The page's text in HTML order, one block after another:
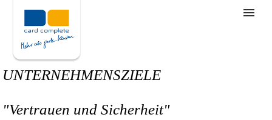
Stellenangebote
Unternehmensziele
Wie bewerbe ich mich
UNTERNEHMENSZIELE
"Vertrauen und Sicherheit"